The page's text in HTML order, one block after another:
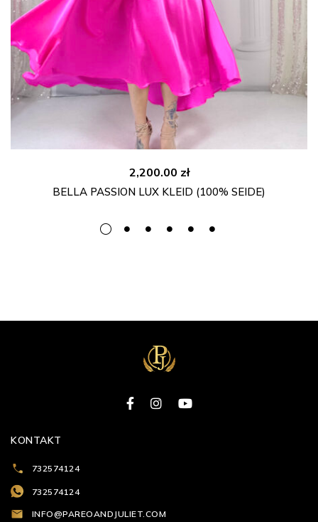
2,200.00 zł
BELLA PASSION LUX KLEID (100% SEIDE)
KONTAKT
732574124
732574124
INFO@PAREOANDJULIET.COM